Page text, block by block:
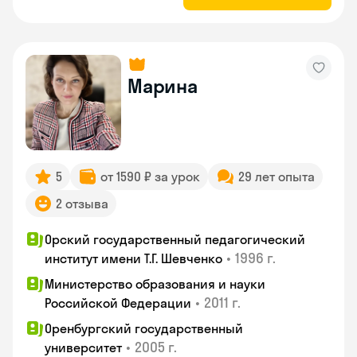
Марина
5 от 1590 ₽ за урок
29 лет опыта
2 отзыва
Орский государственный педагогический
институт имени Т.Г. Шевченко • 1996 г.
Министерство образования и науки
Российской Федерации • 2011 г.
Оренбургский государственный
университет • 2005 г.